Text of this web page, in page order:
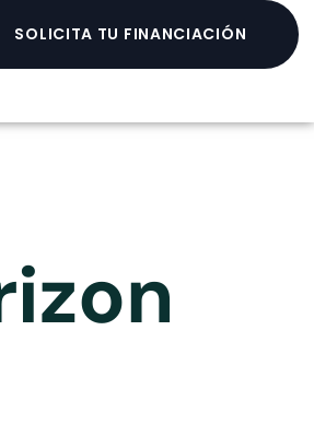
SOLICITA TU FINANCIACIÓN